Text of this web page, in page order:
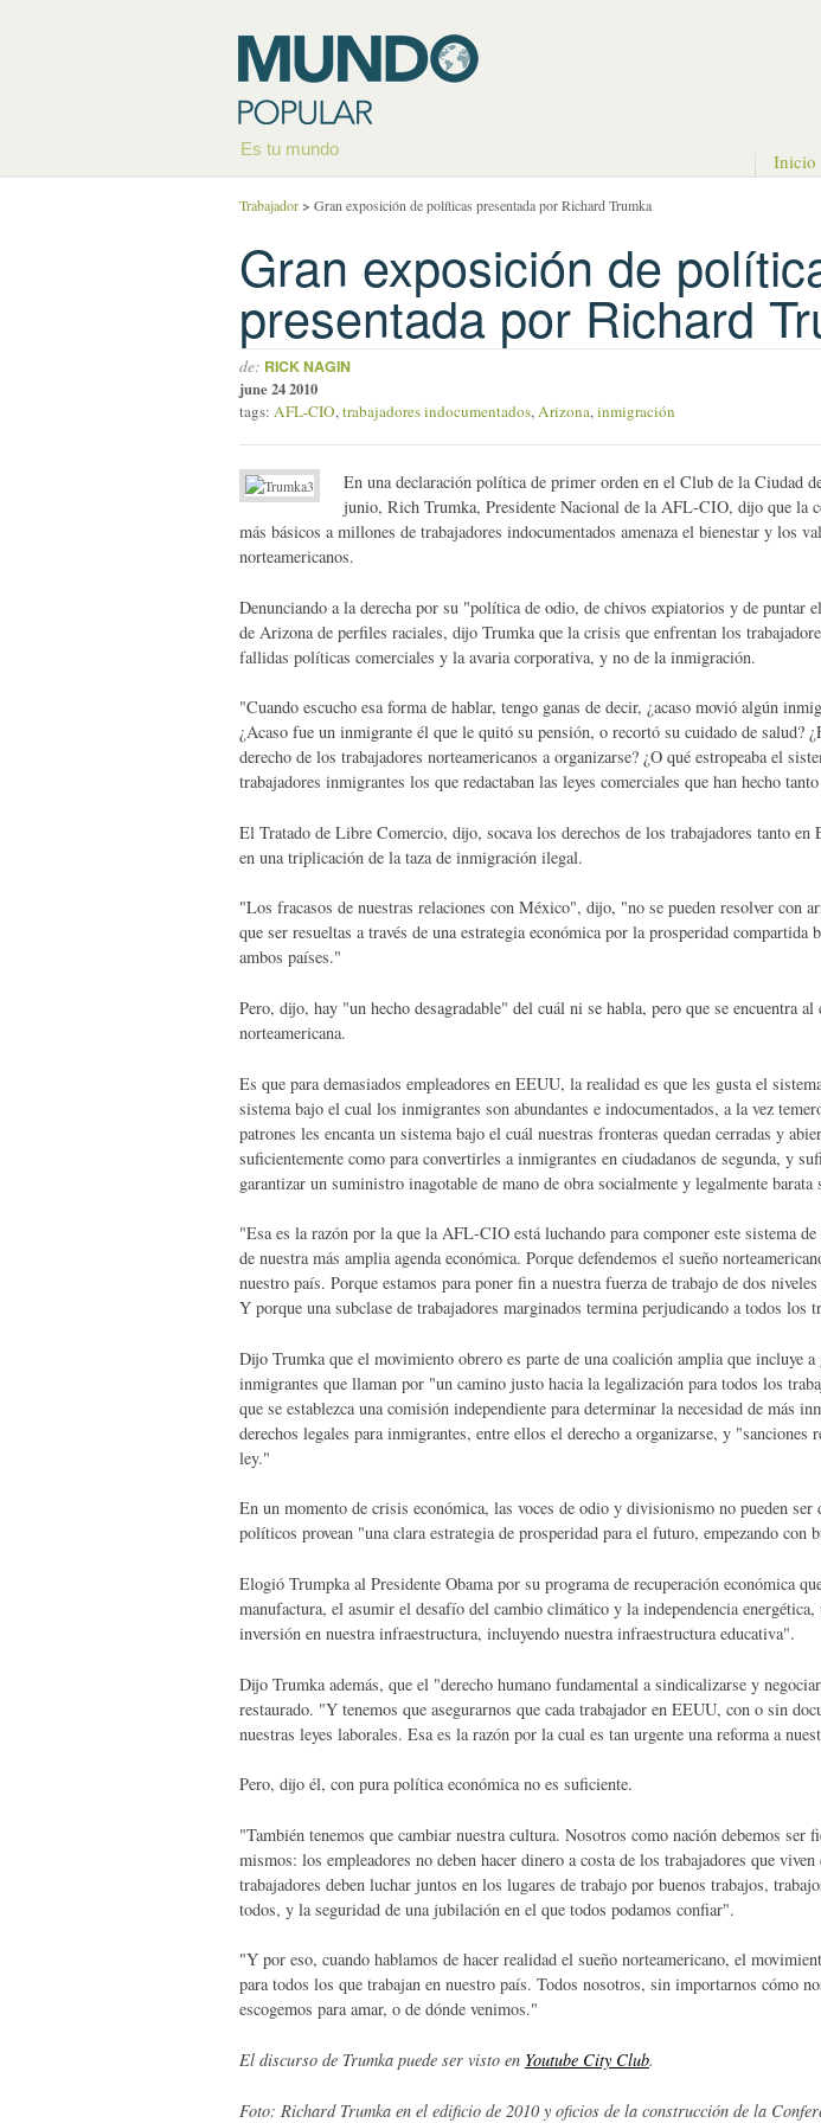
Es tu mundo
Inicio
Trabajador> Gran exposición de políticas presentada por Richard Trumka
Gran exposición de
presentada por Richard
de: RICK NAGIN
june 24 2010
tags: AFL-CIO,trabajadores indocumentados,Arizona,inmigración
En una declaración política de primer orden en el Club de la Ciudad
junio, Rich Trumka, Presidente Nacional de la AFL-CIO, dijo que la
más básicos a millones de trabajadores indocumentados amenaza el bienestar y los
norteamericanos.
Denunciando a la derecha por su "política de odio, de chivos expiatorios y de puntar
de Arizona de perfiles raciales, dijo Trumka que la crisis que enfrentan los
fallidas políticas comerciales y la avaria corporativa, y no de la inmigración.
"Cuando escucho esa forma de hablar, tengo ganas de decir, ¿acaso movió algún
¿Acaso fue un inmigrante él que le quitó su pensión, o recortó su cuidado de salud?
derecho de los trabajadores norteamericanos a organizarse? ¿O qué estropeaba el
trabajadores inmigrantes los que redactaban las leyes comerciales que han hecho
El Tratado de Libre Comercio, dijo, socava los derechos de los trabajadores tanto
en una triplicación de la taza de inmigración ilegal.
"Los fracasos de nuestras relaciones con México", dijo, "no se pueden resolver con
que ser resueltas a través de una estrategia económica por la prosperidad compartida
ambos países."
Pero, dijo, hay "un hecho desagradable" del cuál ni se habla, pero que se encuentra
norteamericana.
Es que para demasiados empleadores en EEUU, la realidad es que les gusta el
sistema bajo el cual los inmigrantes son abundantes e indocumentados, a la vez
patrones les encanta un sistema bajo el cuál nuestras fronteras quedan cerradas y
suficientemente como para convertirles a inmigrantes en ciudadanos de segunda, y
garantizar un suministro inagotable de mano de obra socialmente y legalmente
"Esa es la razón por la que la AFL-CIO está luchando para componer este sistema
de nuestra más amplia agenda económica. Porque defendemos el sueño
nuestro país. Porque estamos para poner fin a nuestra fuerza de trabajo de dos
Y porque una subclase de trabajadores marginados termina perjudicando a todos los
Dijo Trumka que el movimiento obrero es parte de una coalición amplia que incluye
inmigrantes que llaman por "un camino justo hacia la legalización para todos los
que se establezca una comisión independiente para determinar la necesidad de más
derechos legales para inmigrantes, entre ellos el derecho a organizarse, y "sanciones
ley."
En un momento de crisis económica, las voces de odio y divisionismo no pueden ser
políticos provean "una clara estrategia de prosperidad para el futuro, empezando con
Elogió Trumpka al Presidente Obama por su programa de recuperación económica
manufactura, el asumir el desafío del cambio climático y la independencia
inversión en nuestra infraestructura, incluyendo nuestra infraestructura educativa".
Dijo Trumka además, que el "derecho humano fundamental a sindicalizarse y
restaurado. "Y tenemos que asegurarnos que cada trabajador en EEUU, con o sin
nuestras leyes laborales. Esa es la razón por la cual es tan urgente una reforma a
Pero, dijo él, con pura política económica no es suficiente.
"También tenemos que cambiar nuestra cultura. Nosotros como nación debemos ser
mismos: los empleadores no deben hacer dinero a costa de los trabajadores que
trabajadores deben luchar juntos en los lugares de trabajo por buenos trabajos,
todos, y la seguridad de una jubilación en el que todos podamos confiar".
"Y por eso, cuando hablamos de hacer realidad el sueño norteamericano, el
para todos los que trabajan en nuestro país. Todos nosotros, sin importarnos cómo
escogemos para amar, o de dónde venimos."
El discurso de Trumka puede ser visto en Youtube City Club.
Foto: Richard Trumka en el edificio de 2010 y oficios de la construcción de la